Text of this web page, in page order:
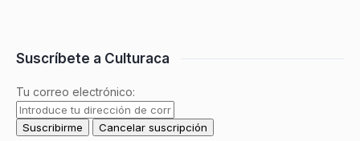
Suscríbete a Culturaca
Tu correo electrónico: